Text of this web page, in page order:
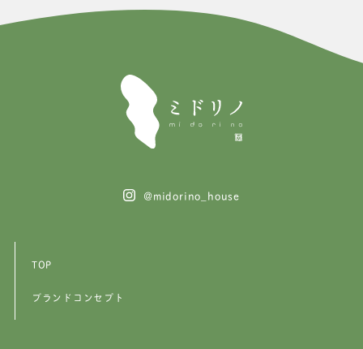
@midorino_house
TOP
ブランドコンセプト